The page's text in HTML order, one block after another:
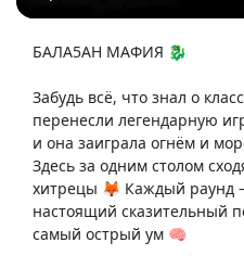
БАЛА5АН МАФИЯ 🐉
Забудь всё, что знал о
перенесли легендарную
и она заиграла огнём и
Здесь за одним столом
хитрецы 🦊 Каждый раунд
настоящий сказительный
самый острый ум 🧠